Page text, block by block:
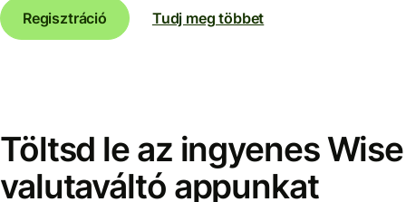
Regisztráció
Tudj meg többet
Töltsd le az ingyenes Wise
valutaváltó appunkat